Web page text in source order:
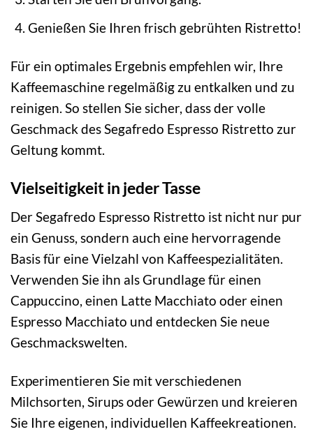
Genießen Sie Ihren frisch gebrühten Ristretto!
Für ein optimales Ergebnis empfehlen wir, Ihre
Kaffeemaschine regelmäßig zu entkalken und zu
reinigen. So stellen Sie sicher, dass der volle
Geschmack des Segafredo Espresso Ristretto zur
Geltung kommt.
Vielseitigkeit in jeder Tasse
Der Segafredo Espresso Ristretto ist nicht nur pur
ein Genuss, sondern auch eine hervorragende
Basis für eine Vielzahl von Kaffeespezialitäten.
Verwenden Sie ihn als Grundlage für einen
Cappuccino, einen Latte Macchiato oder einen
Espresso Macchiato und entdecken Sie neue
Geschmackswelten.
Experimentieren Sie mit verschiedenen
Milchsorten, Sirups oder Gewürzen und kreieren
Sie Ihre eigenen, individuellen Kaffeekreationen.